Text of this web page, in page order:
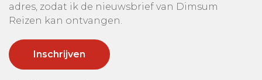
adres, zodat ik de nieuwsbrief van Dimsum
Reizen kan ontvangen.